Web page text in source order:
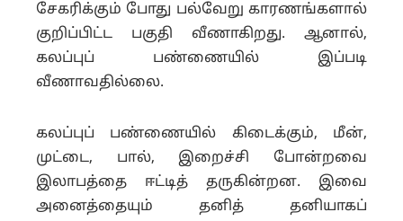
சேகரிக்கும் போது பல்வேறு காரணங்களால்
குறிப்பிட்ட பகுதி வீணாகிறது. ஆனால்,
கலப்புப் பண்ணையில் இப்படி
வீணாவதில்லை.
கலப்புப் பண்ணையில் கிடைக்கும், மீன்,
முட்டை, பால், இறைச்சி போன்றவை
இலாபத்தை ஈட்டித் தருகின்றன. இவை
அனைத்தையும் தனித் தனியாகப்